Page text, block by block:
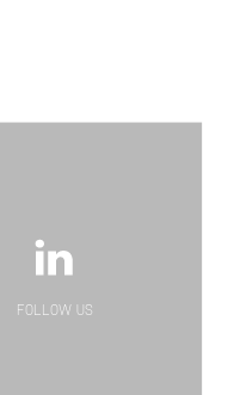
FOLLOW US